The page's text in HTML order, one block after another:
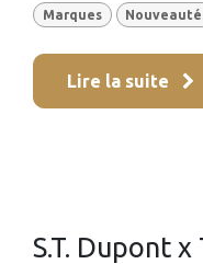
Marques
Lire la suite
S.T. Dupont x